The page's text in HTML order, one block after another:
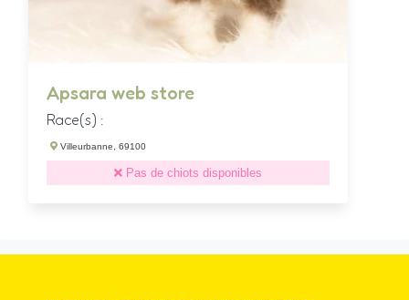
Apsara web store
Race(s) :
Villeurbanne, 69100
Pas de chiots disponibles